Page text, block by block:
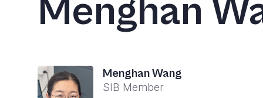
Menghan
Menghan Wang
SIB Member